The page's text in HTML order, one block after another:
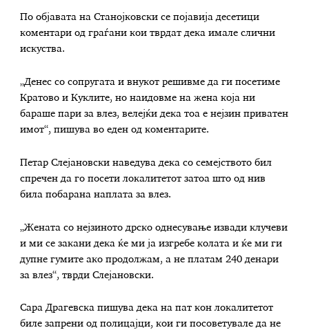
По објавата на Станојковски се појавија десетици
коментари од граѓани кои тврдат дека имале слични
искуства.
„Денес со сопругата и внукот решивме да ги посетиме
Кратово и Куклите, но наидовме на жена која ни
бараше пари за влез, велејќи дека тоа е нејзин приватен
имот“, пишува во еден од коментарите.
Петар Слејановски наведува дека со семејството бил
спречен да го посети локалитетот затоа што од нив
била побарана наплата за влез.
„Жената со нејзиното дрско однесување извади клучеви
и ми се закани дека ќе ми ја изгребе колата и ќе ми ги
дупне гумите ако продолжам, а не платам 240 денари
за влез“, тврди Слејановски.
Сара Драгевска пишува дека на пат кон локалитетот
биле запрени од полицајци, кои ги посоветувале да не